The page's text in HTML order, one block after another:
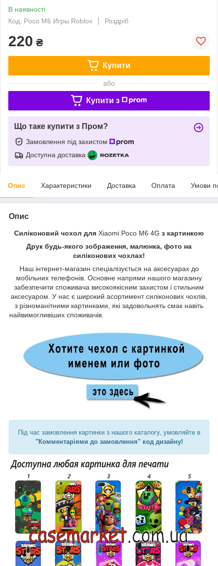
В наявності
Код: Poco M6 Игры Roblox
Роздріб
220 ₴
Купити
або
Купити з
Що таке купити з Пром?
Замовлення під захистом
Доступна доставка
Опис Характеристики Доставка Оплата Умови
Опис
Силіконовий чохол для Xiaomi Poco M6 4G з картинкою
Друк будь-якого зображення, малюнка, фото на
силіконових чохлах!
Наш інтернет-магазин спеціалізується на аксесуарах до
мобільних телефонів. Основне напрями нашого магазину
забезпечити споживача високоякісним захистом і стильним
аксесуаром. У нас є широкий асортимент силіконових чохлів,
з різноманітними картинками, які задовольнять смак навіть
найвимогливіших споживачів.
Під час замовлення картинки з нашого каталогу, умовляйте в
"Комментаріями до замовлення" код дизайну!